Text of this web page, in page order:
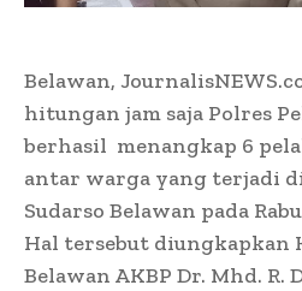
Belawan,
hitungan jam saja Polres
berhasil menangkap 6
antar warga yang terjadi di
Sudarso Belawan pada
Hal tersebut diungkapkan
Belawan AKBP Dr. Mhd. R.